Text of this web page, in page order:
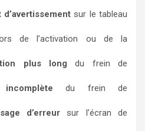
d’avertissement sur le tableau
de l’activation ou de la
plus long du frein de
du frein de
d’erreur sur l’écran de